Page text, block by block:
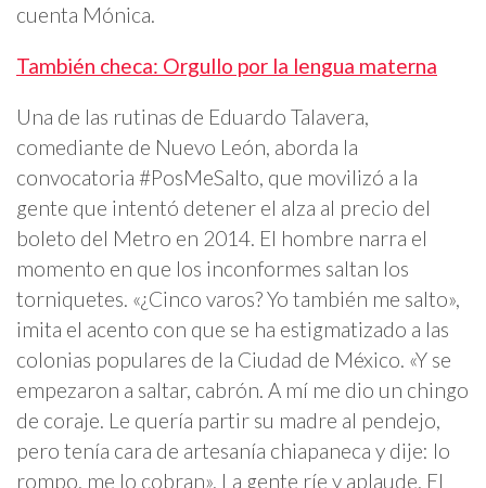
cuenta Mónica.
También checa: Orgullo por la lengua materna
Una de las rutinas de Eduardo Talavera,
comediante de Nuevo León, aborda la
convocatoria #PosMeSalto, que movilizó a la
gente que intentó detener el alza al precio del
boleto del Metro en 2014. El hombre narra el
momento en que los inconformes saltan los
torniquetes. «¿Cinco varos? Yo también me salto»,
imita el acento con que se ha estigmatizado a las
colonias populares de la Ciudad de México. «Y se
empezaron a saltar, cabrón. A mí me dio un chingo
de coraje. Le quería partir su madre al pendejo,
pero tenía cara de artesanía chiapaneca y dije: lo
rompo, me lo cobran». La gente ríe y aplaude. El